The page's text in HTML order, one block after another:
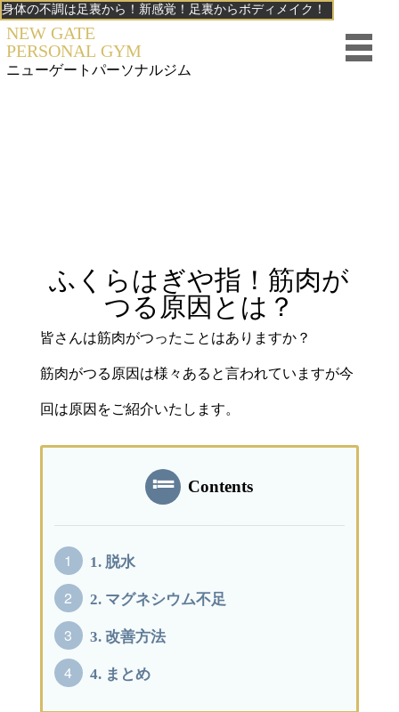
身体の不調は足裏から！新感覚！足裏からボディメイク！
NEW GATE
PERSONAL GYM
ニューゲート パーソナルジム
ふくらはぎや指！筋肉が
つる原因とは？
皆さんは筋肉がつったことはありますか？
筋肉がつる原因は様々あると言われていますが今
回は原因をご紹介いたします。
Contents
1.脱水
2.マグネシウム不足
3.改善方法
4.まとめ